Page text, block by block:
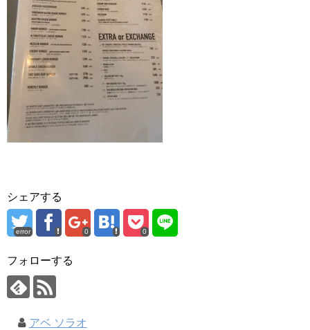
シェアする
error 0 0
フォローする
アベ ソラオ